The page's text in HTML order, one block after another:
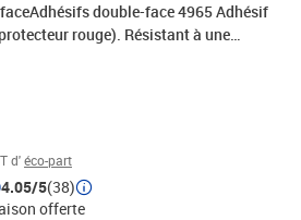
double-face 4965 Adhésif
rouge). Résistant à une
fixation des plastiques, de profilés
transparent (protecteur rouge).
élevée.Excellente fixation des
et caoutchouc. Fixation de baguettes
d'éco-part
4.05/5(38)
offerte